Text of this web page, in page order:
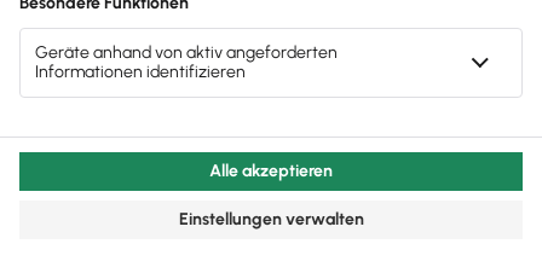
Zur Optimierung gehört nicht nur, gezielt
bestimmte Maßnahmen auszuwählen. Auch
Verbesserungspotenzial. Nehmen wir die
Kommunikation, die während des Recruiting-
Prozesses anfällt. Welches Unternehmen